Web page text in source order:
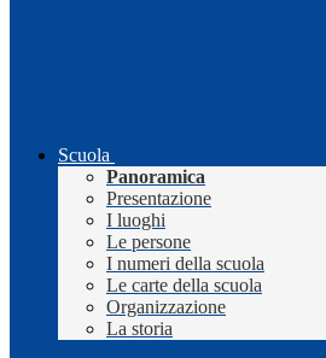
Scuola
Panoramica
Presentazione
I luoghi
Le persone
I numeri della scuola
Le carte della scuola
Organizzazione
La storia